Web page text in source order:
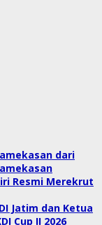
dari
Resmi Merekrut
Jatim dan Ketua
Cup II 2026